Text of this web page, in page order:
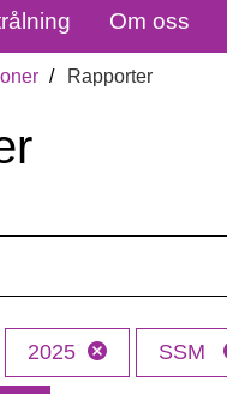
Om oss
Rapporter
2025 SSM